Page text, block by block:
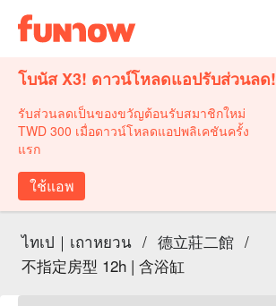
โบนัส X3! ดาวน์โหลดแอปรับส่วนลด!
รับส่วนลดเป็นของขวัญต้อนรับสมาชิกใหม่
TWD 300 เมื่อดาวน์โหลดแอปพลิเคชันครั้ง
แรก
ใช้แอพ
ไทเป｜เถาหยวน / 德立莊二館 /
不指定房型 12h | 含浴缸